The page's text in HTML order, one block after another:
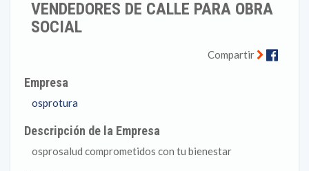
VENDEDORES DE CALLE PARA OBRA
SOCIAL
Compartir
Empresa
osprotura
Descripción de la Empresa
osprosalud comprometidos con tu bienestar